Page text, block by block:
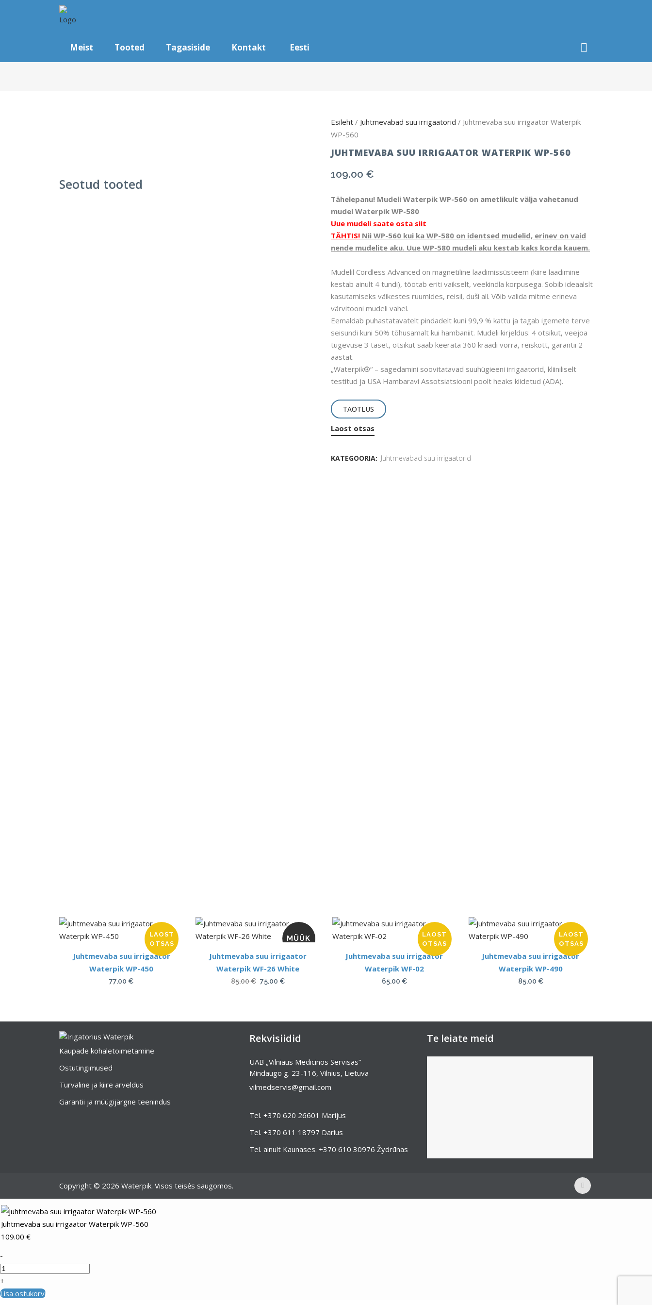
Meist Tooted Tagasiside Kontakt Eesti
Esileht / Juhtmevabad suu irrigaatorid / Juhtmevaba suu irrigaator Waterpik
WP-560
JUHTMEVABA SUU IRRIGAATOR WATERPIK WP-560
109.00 €
Tähelepanu! Mudeli Waterpik WP-560 on ametlikult välja vahetanud
mudel Waterpik WP-580
Uue mudeli saate osta siit
TÄHTIS! Nii WP-560 kui ka WP-580 on identsed mudelid, erinev on vaid
nende mudelite aku. Uue WP-580 mudeli aku kestab kaks korda kauem.
Mudelil Cordless Advanced on magnetiline laadimissüsteem (kiire laadimine
kestab ainult 4 tundi), töötab eriti vaikselt, veekindla korpusega. Sobib ideaalslt
kasutamiseks väikestes ruumides, reisil, duši all. Võib valida mitme erineva
värvitooni mudeli vahel.
Eemaldab puhastatavatelt pindadelt kuni 99,9 % kattu ja tagab igemete terve
seisundi kuni 50% tõhusamalt kui hambaniit. Mudeli kirjeldus: 4 otsikut, veejoa
tugevuse 3 taset, otsikut saab keerata 360 kraadi võrra, reiskott, garantii 2
aastat.
„Waterpik®“ – sagedamini soovitatavad suuhügieeni irrigaatorid, kliiniliselt
testitud ja USA Hambaravi Assotsiatsiooni poolt heaks kiidetud (ADA).
TAOTLUS
Laost otsas
KATEGOORIA: Juhtmevabad suu irrigaatorid
Seotud tooted
LAOST
OTSAS
Juhtmevaba suu irrigaator
Waterpik WP-450
77.00 €
MÜÜK
Juhtmevaba suu irrigaator
Waterpik WF-26 White
85.00€ Algne
75.00 €Current
LAOST
OTSAS
Juhtmevaba suu irrigaator
Waterpik WF-02
65.00 €
LAOST
OTSAS
Juhtmevaba suu irrigaator
Waterpik WP-490
85.00 €
Kaupade kohaletoimetamine
Ostutingimused
Turvaline ja kiire arveldus
Garantii ja müügijärgne teenindus
Rekvisiidid
UAB „Vilniaus Medicinos Servisas“
Mindaugo g. 23-116, Vilnius, Lietuva
vilmedservis@gmail.com
Tel. +370 620 26601 Marijus
Tel. +370 611 18797 Darius
Tel. ainult Kaunases. +370 610 30976 Žydrūnas
Te leiate meid
Copyright © 2026 Waterpik. Visos teisės saugomos.
Juhtmevaba suu irrigaator Waterpik WP-560
109.00 €
-
+
Lisa ostukorvi